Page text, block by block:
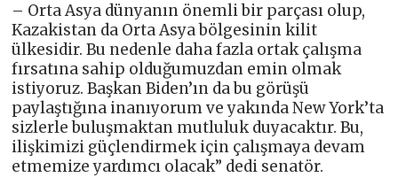
– Orta Asya dünyanın önemli bir parçası olup,
Kazakistan da Orta Asya bölgesinin kilit
ülkesidir. Bu nedenle daha fazla ortak çalışma
fırsatına sahip olduğumuzdan emin olmak
istiyoruz. Başkan Biden’ın da bu görüşü
paylaştığına inanıyorum ve yakında New York’ta
sizlerle buluşmaktan mutluluk duyacaktır. Bu,
ilişkimizi güçlendirmek için çalışmaya devam
etmemize yardımcı olacak” dedi senatör.